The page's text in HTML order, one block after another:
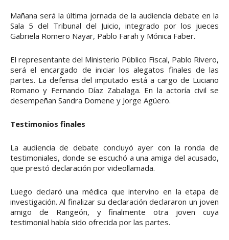
Mañana será la última jornada de la audiencia debate en la
Sala 5 del Tribunal del Juicio, integrado por los jueces
Gabriela Romero Nayar, Pablo Farah y Mónica Faber.
El representante del Ministerio Público Fiscal, Pablo Rivero,
será el encargado de iniciar los alegatos finales de las
partes. La defensa del imputado está a cargo de Luciano
Romano y Fernando Díaz Zabalaga. En la actoría civil se
desempeñan Sandra Domene y Jorge Agüero.
Testimonios finales
La audiencia de debate concluyó ayer con la ronda de
testimoniales, donde se escuchó a una amiga del acusado,
que prestó declaración por videollamada.
Luego declaró una médica que intervino en la etapa de
investigación. Al finalizar su declaración declararon un joven
amigo de Rangeón, y finalmente otra joven cuya
testimonial había sido ofrecida por las partes.